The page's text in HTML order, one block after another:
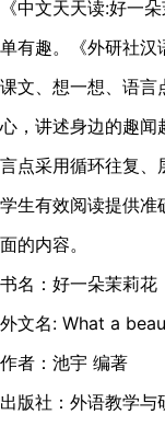
《中文天天读:好一
单有趣。《外研社汉
课文、想一想、语言
心，讲述身边的趣闻
言点采用循环往复、
学生有效阅读提供准
面的内容。
书名：好一朵茉莉花
外文名: What a
作者：池宇 编著
出版社：外语教学与